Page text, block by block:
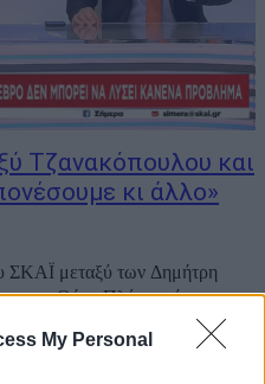
My Personal
Τζανακόπουλου και
κι άλλο»
ΣΚΑΪ μεταξύ των Δημήτρη
και Θάνο Πλέυρη, όταν στο
πλέον ως σκηνοθετημένη.